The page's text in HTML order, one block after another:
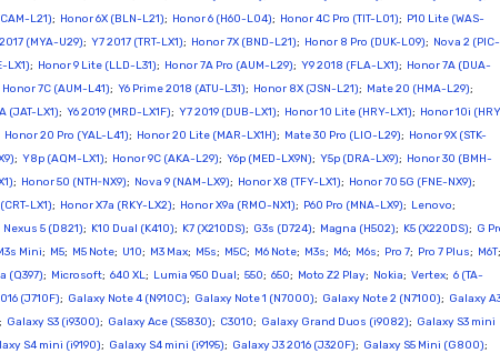
L21); Honor 6X (BLN-L21); Honor 6 (H60-L04); Honor 4C Pro (TIT-L01); P10 Lite (WAS-
(MYA-U29); Y7 2017 (TRT-LX1); Honor 7X (BND-L21); Honor 8 Pro (DUK-L09); Nova 2 (PIC-
LX1); Honor 9 Lite (LLD-L31); Honor 7A Pro (AUM-L29); Y9 2018 (FLA-LX1); Honor 7A (DUA-
Honor 7C (AUM-L41); Y6 Prime 2018 (ATU-L31); Honor 8X (JSN-L21); Mate 20 (HMA-L29);
(JAT-LX1); Y6 2019 (MRD-LX1F); Y7 2019 (DUB-LX1); Honor 10 Lite (HRY-LX1); Honor 10i
Honor 20 Pro (YAL-L41); Honor 20 Lite (MAR-LX1H); Mate 30 Pro (LIO-L29); Honor 9X (STK-
; Y8p (AQM-LX1); Honor 9C (AKA-L29); Y6p (MED-LX9N); Y5p (DRA-LX9); Honor 30 (BMH-
; Honor 50 (NTH‑NX9); Nova 9 (NAM-LX9); Honor X8 (TFY-LX1); Honor 70 5G (FNE-NX9);
LX1); Honor X7a (RKY-LX2); Honor X9a (RMO-NX1); P60 Pro (MNA-LX9); Lenovo;
Nexus 5 (D821); K10 Dual (K410); K7 (X210DS); G3s (D724); Magna (H502); K5 (X220DS); G
Mini; M5; M5 Note; U10; M3 Max; M5s; M5C; M6 Note; M3s; M6; M6s; Pro 7; Pro 7 Plus; M6T
(Q397); Microsoft; 640 XL; Lumia 950 Dual; 550; 650; Moto Z2 Play; Nokia; Vertex; 6 (TA-
(J710F); Galaxy Note 4 (N910C); Galaxy Note 1 (N7000); Galaxy Note 2 (N7100); Galaxy
; Galaxy S3 (i9300); Galaxy Ace (S5830); C3010; Galaxy Grand Duos (i9082); Galaxy S3 mini
S4 mini (i9190); Galaxy S4 mini (i9195); Galaxy J3 2016 (J320F); Galaxy S5 Mini (G800);